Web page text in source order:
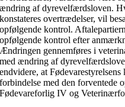
ændring af dyrevelfærdsloven.
konstateres overtrædelser, vil
opfølgende kontrol.
opfølgende kontrol efter
Ændringen gennemføres i
med ændring af
endvidere, at
forbindelse med den forventede
Fødevareforlig IV og